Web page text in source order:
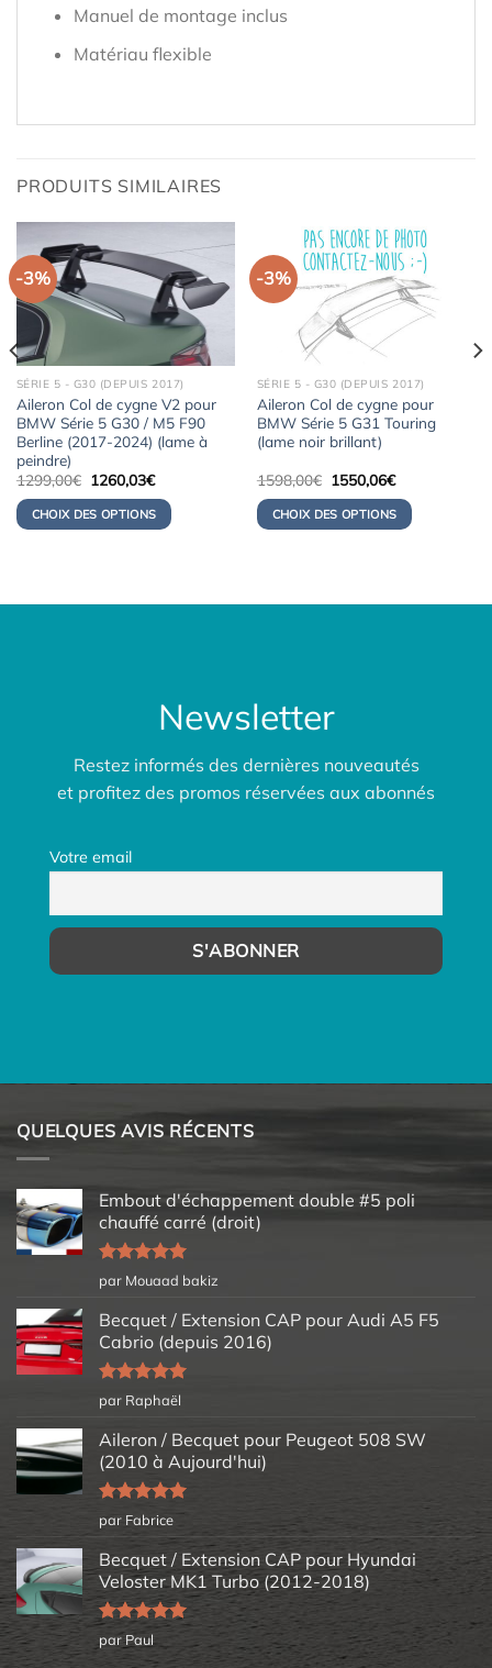
Manuel de montage inclus
Matériau flexible
PRODUITS SIMILAIRES
-3%
SÉRIE 5 - G30 (DEPUIS 2017)
Aileron Col de cygne V2 pour
BMW Série 5 G30 / M5 F90
Berline (2017-2024) (lame à
peindre)
1299,00€ Le
prix
initial
était :
1299,00€.
1260,03€Le
actuel
est :
1260,03€.
CHOIX DES OPTIONS
-3%
SÉRIE 5 - G30 (DEPUIS 2017)
Aileron Col de cygne pour
BMW Série 5 G31 Touring
(lame noir brillant)
1598,00€ Le
prix
initial
était :
1598,00€.
1550,06€Le
actuel
est :
1550,06€.
CHOIX DES OPTIONS
Newsletter
Restez informés des dernières nouveautés
et profitez des promos réservées aux abonnés
Votre email
QUELQUES AVIS RÉCENTS
Embout d'échappement double #5 poli
chauffé carré (droit)
Note5sur
5
par Mouaad bakiz
Becquet / Extension CAP pour Audi A5 F5
Cabrio (depuis 2016)
Note5sur
5
par Raphaël
Aileron / Becquet pour Peugeot 508 SW
(2010 à Aujourd'hui)
Note5sur
5
par Fabrice
Becquet / Extension CAP pour Hyundai
Veloster MK1 Turbo (2012-2018)
Note5sur
5
par Paul